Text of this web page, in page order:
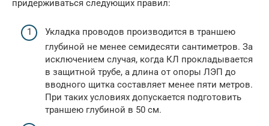
придерживаться следующих правил:
Укладка проводов производится в траншею
глубиной не менее семидесяти сантиметров. За
исключением случая, когда КЛ прокладывается
в защитной трубе, а длина от опоры ЛЭП до
вводного щитка составляет менее пяти метров.
При таких условиях допускается подготовить
траншею глубиной в 50 см.